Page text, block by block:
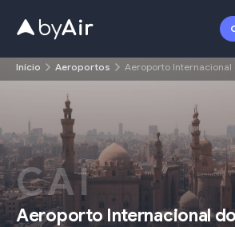
Início Aeroportos Aeroporto Internacional
CAI
Aeroporto Internacional